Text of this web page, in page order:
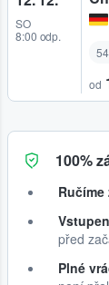
SO
8:00 odp.
od
100%
před
Plné